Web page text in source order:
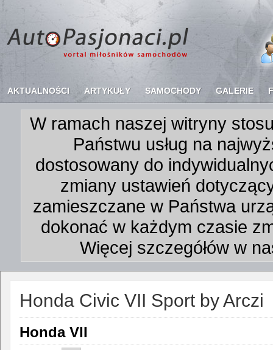
AKTUALNOŚCI ARTYKUŁY SAMOCHODY GALERIE
W ramach naszej witryny
Państwu usług na
dostosowany do
zmiany ustawień
zamieszczane w Państwa
dokonać w każdym czasie
Więcej szczegółów w
Honda Civic VII Sport by Arczi
Honda VII